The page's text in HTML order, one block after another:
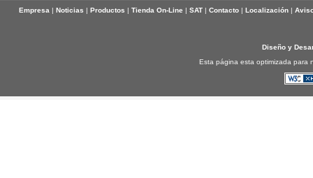
Empresa| Noticias | Productos | Tienda On-Line | SAT| Contacto| Localización|
Diseño y
Esta página esta optimizada para